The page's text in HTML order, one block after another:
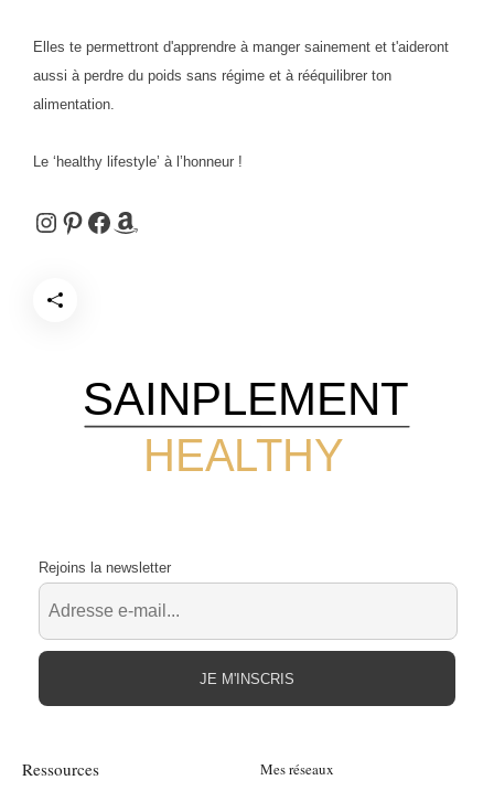
Elles te permettront d'apprendre à manger sainement et t'aideront
aussi à perdre du poids sans régime et à rééquilibrer ton
alimentation.
Le ‘healthy lifestyle’ à l’honneur !
Instagram
Pinterest
Facebook
Amazon
HEALTHY
SAINPLEMENT
Ressources Mes réseaux
Rejoins la newsletter
JE M'INSCRIS